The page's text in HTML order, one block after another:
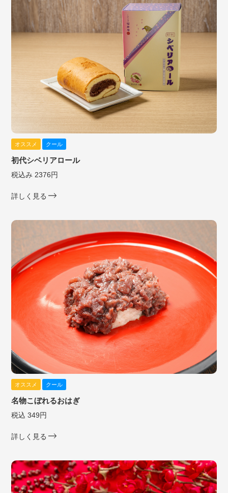
オススメ クール
初代シベリアロール
税込み 2376円
詳しく見る
オススメ クール
名物こぼれるおはぎ
税込 349円
詳しく見る